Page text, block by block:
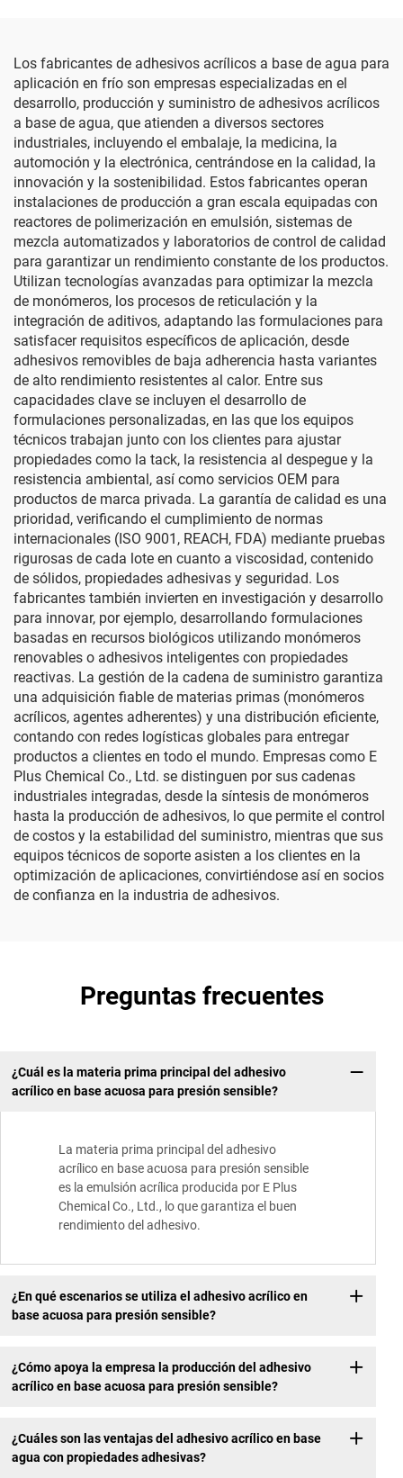
Los fabricantes de adhesivos acrílicos a base de agua para
aplicación en frío son empresas especializadas en el
desarrollo, producción y suministro de adhesivos acrílicos
a base de agua, que atienden a diversos sectores
industriales, incluyendo el embalaje, la medicina, la
automoción y la electrónica, centrándose en la calidad, la
innovación y la sostenibilidad. Estos fabricantes operan
instalaciones de producción a gran escala equipadas con
reactores de polimerización en emulsión, sistemas de
mezcla automatizados y laboratorios de control de calidad
para garantizar un rendimiento constante de los productos.
Utilizan tecnologías avanzadas para optimizar la mezcla
de monómeros, los procesos de reticulación y la
integración de aditivos, adaptando las formulaciones para
satisfacer requisitos específicos de aplicación, desde
adhesivos removibles de baja adherencia hasta variantes
de alto rendimiento resistentes al calor. Entre sus
capacidades clave se incluyen el desarrollo de
formulaciones personalizadas, en las que los equipos
técnicos trabajan junto con los clientes para ajustar
propiedades como la tack, la resistencia al despegue y la
resistencia ambiental, así como servicios OEM para
productos de marca privada. La garantía de calidad es una
prioridad, verificando el cumplimiento de normas
internacionales (ISO 9001, REACH, FDA) mediante pruebas
rigurosas de cada lote en cuanto a viscosidad, contenido
de sólidos, propiedades adhesivas y seguridad. Los
fabricantes también invierten en investigación y desarrollo
para innovar, por ejemplo, desarrollando formulaciones
basadas en recursos biológicos utilizando monómeros
renovables o adhesivos inteligentes con propiedades
reactivas. La gestión de la cadena de suministro garantiza
una adquisición fiable de materias primas (monómeros
acrílicos, agentes adherentes) y una distribución eficiente,
contando con redes logísticas globales para entregar
productos a clientes en todo el mundo. Empresas como E
Plus Chemical Co., Ltd. se distinguen por sus cadenas
industriales integradas, desde la síntesis de monómeros
hasta la producción de adhesivos, lo que permite el control
de costos y la estabilidad del suministro, mientras que sus
equipos técnicos de soporte asisten a los clientes en la
optimización de aplicaciones, convirtiéndose así en socios
de confianza en la industria de adhesivos.
Preguntas frecuentes
¿Cuál es la materia prima principal del adhesivo
acrílico en base acuosa para presión sensible?
La materia prima principal del adhesivo
acrílico en base acuosa para presión sensible
es la emulsión acrílica producida por E Plus
Chemical Co., Ltd., lo que garantiza el buen
rendimiento del adhesivo.
¿En qué escenarios se utiliza el adhesivo acrílico en
base acuosa para presión sensible?
¿Cómo apoya la empresa la producción del adhesivo
acrílico en base acuosa para presión sensible?
¿Cuáles son las ventajas del adhesivo acrílico en base
agua con propiedades adhesivas?